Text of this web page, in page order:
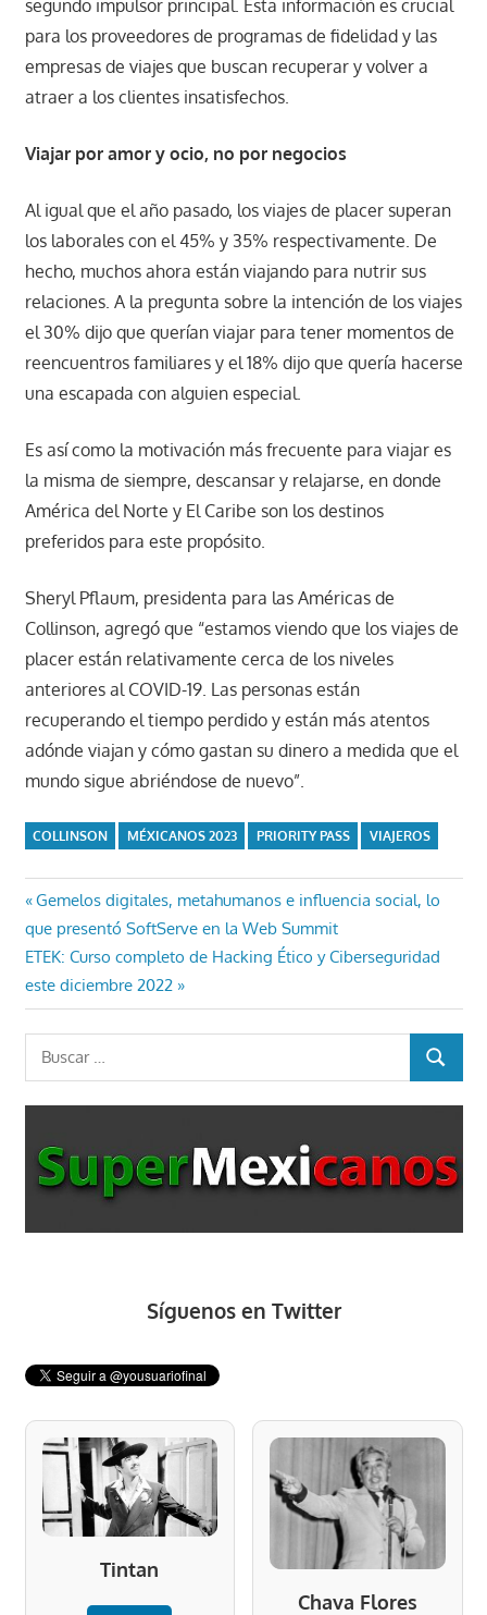
segundo impulsor principal. Esta información es crucial
para los proveedores de programas de fidelidad y las
empresas de viajes que buscan recuperar y volver a
atraer a los clientes insatisfechos.
Viajar por amor y ocio, no por negocios
Al igual que el año pasado, los viajes de placer superan
los laborales con el 45% y 35% respectivamente. De
hecho, muchos ahora están viajando para nutrir sus
relaciones. A la pregunta sobre la intención de los viajes
el 30% dijo que querían viajar para tener momentos de
reencuentros familiares y el 18% dijo que quería hacerse
una escapada con alguien especial.
Es así como la motivación más frecuente para viajar es
la misma de siempre, descansar y relajarse, en donde
América del Norte y El Caribe son los destinos
preferidos para este propósito.
Sheryl Pflaum, presidenta para las Américas de
Collinson, agregó que “estamos viendo que los viajes de
placer están relativamente cerca de los niveles
anteriores al COVID-19. Las personas están
recuperando el tiempo perdido y están más atentos
adónde viajan y cómo gastan su dinero a medida que el
mundo sigue abriéndose de nuevo”.
COLLINSON MÉXICANOS 2023 PRIORITY PASS VIAJEROS
Navegación
de
entradas
Entrada
anterior:
Gemelos digitales, metahumanos e influencia social, lo
que presentó SoftServe en la Web Summit
Entrada
siguiente:
ETEK: Curso completo de Hacking Ético y Ciberseguridad
este diciembre 2022
Buscar:
BUSCAR
Síguenos en Twitter
Tintan
Chava Flores